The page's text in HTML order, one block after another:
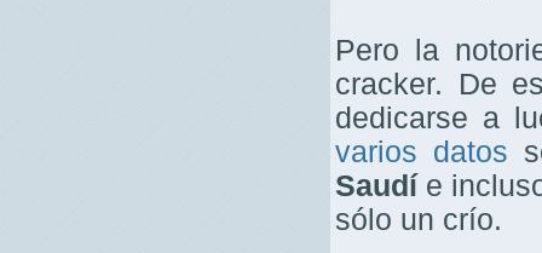
Pero la
cracker. De
dedicarse a
varios datos
Saudíe
sólo un crío.